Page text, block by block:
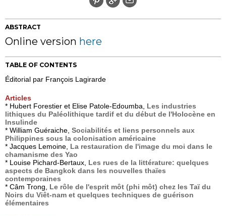
ABSTRACT
Online version here
TABLE OF CONTENTS
Éditorial par François Lagirarde
Articles
* Hubert Forestier et Elise Patole-Edoumba,
Les industries
lithiques du Paléolithique tardif et du début de l'Holocène en
Insulinde
* William Guéraiche, Sociabilités et liens personnels aux
Philippines sous la colonisation américaine
* Jacques Lemoine, La restauration de l'image du moi dans le
chamanisme des Yao
* Louise Pichard-Bertaux, Les rues de la littérature: quelques
aspects de Bangkok dans les nouvelles thaïes
contemporaines
* Câm Trong,
Le rôle de l'esprit môt (phi môt) chez les Taï du
Noirs du Viêt-nam et quelques techniques de guérison
élémentaires